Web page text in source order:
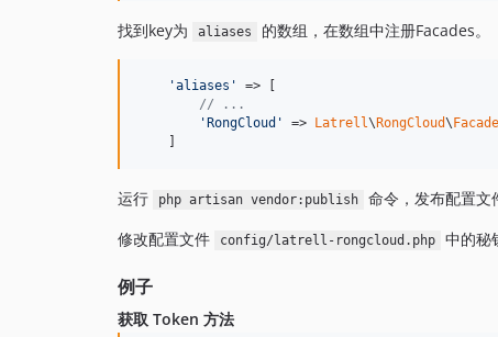
找到key为 aliases 的数组，在数组中注册Facades。
'aliases '
=> [
// ...
' RongCloud ' => Latrell\ RongCloud\
运行 php artisan vendor:publish
命令，发布配置文
修改配置文件
config/latrell-rongcloud.php 中的秘
例子
获取 Token 方法